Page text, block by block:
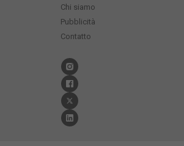
Chi siamo
Pubblicità
Contatto